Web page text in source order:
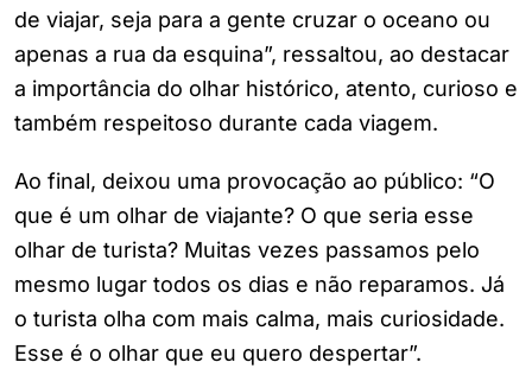
de viajar, seja para a gente cruzar o oceano ou
apenas a rua da esquina”, ressaltou, ao destacar
a importância do olhar histórico, atento, curioso e
também respeitoso durante cada viagem.
Ao final, deixou uma provocação ao público: “O
que é um olhar de viajante? O que seria esse
olhar de turista? Muitas vezes passamos pelo
mesmo lugar todos os dias e não reparamos. Já
o turista olha com mais calma, mais curiosidade.
Esse é o olhar que eu quero despertar”.